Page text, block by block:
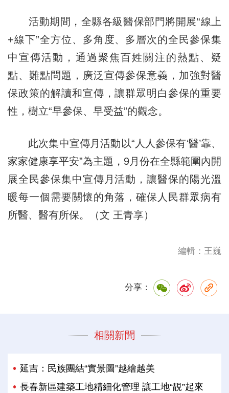
活動期間，全縣各級醫保部門將開展“線上
+線下”全方位、多角度、多層次的全民參保集
中宣傳活動，通過聚焦百姓關注的熱點、疑
點、難點問題，廣泛宣傳參保意義，加強對醫
保政策的解讀和宣傳，讓群眾明白參保的重要
性，樹立“早參保、早受益”的觀念。
此次集中宣傳月活動以“人人參保有‘醫’靠、
家家健康享平安”為主題，9月份在全縣範圍內開
展全民參保集中宣傳月活動，讓醫保的陽光溫
暖每一個需要關懷的角落，確保人民群眾病有
所醫、醫有所保。（文 王青享）
編輯：王巍
分享：
相關新聞
延吉：民族團結“實景圖”越繪越美
長春新區建築工地精細化管理 讓工地“靚”起來